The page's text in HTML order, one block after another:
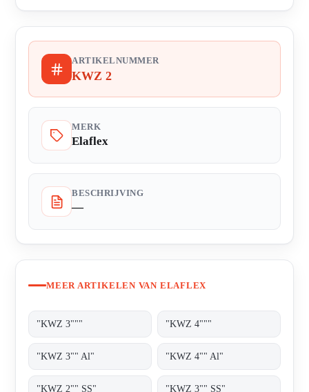
ARTIKELNUMMER
KWZ 2
MERK
Elaflex
BESCHRIJVING
—
MEER ARTIKELEN VAN ELAFLEX
"KWZ 3""" "KWZ 4"""
"KWZ 3"" Al" "KWZ 4"" Al"
"KWZ 2"" SS" "KWZ 3"" SS"